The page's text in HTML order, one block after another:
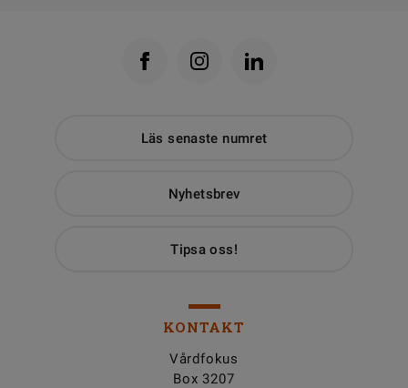
Läs senaste numret
Nyhetsbrev
Tipsa oss!
KONTAKT
Vårdfokus
Box 3207